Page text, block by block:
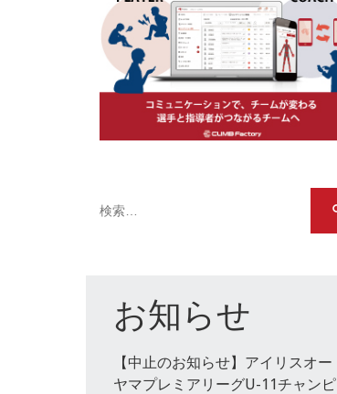
お知らせ
【中止のお知らせ】アイリスオー
ヤマプレミアリーグU-11チャンピ